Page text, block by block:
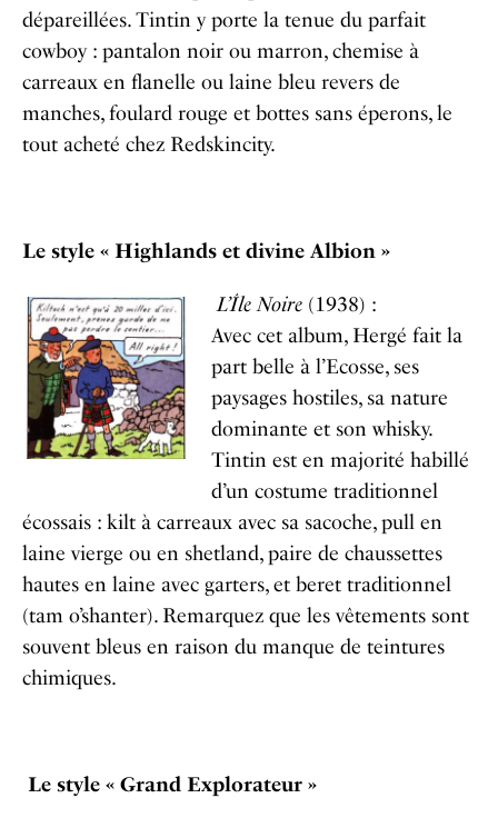
dépareillées. Tintin y porte la tenue du parfait
cowboy : pantalon noir ou marron, chemise à
carreaux en flanelle ou laine bleu revers de
manches, foulard rouge et bottes sans éperons, le
tout acheté chez Redskincity.
Le style « Highlands et divine Albion »
L’Île Noire (1938) :
Avec cet album, Hergé fait la
part belle à l’Ecosse, ses
paysages hostiles, sa nature
dominante et son whisky.
Tintin est en majorité habillé
d’un costume traditionnel
écossais : kilt à carreaux avec sa sacoche, pull en
laine vierge ou en shetland, paire de chaussettes
hautes en laine avec garters, et beret traditionnel
(tam o’shanter). Remarquez que les vêtements sont
souvent bleus en raison du manque de teintures
chimiques.
Le style « Grand Explorateur »